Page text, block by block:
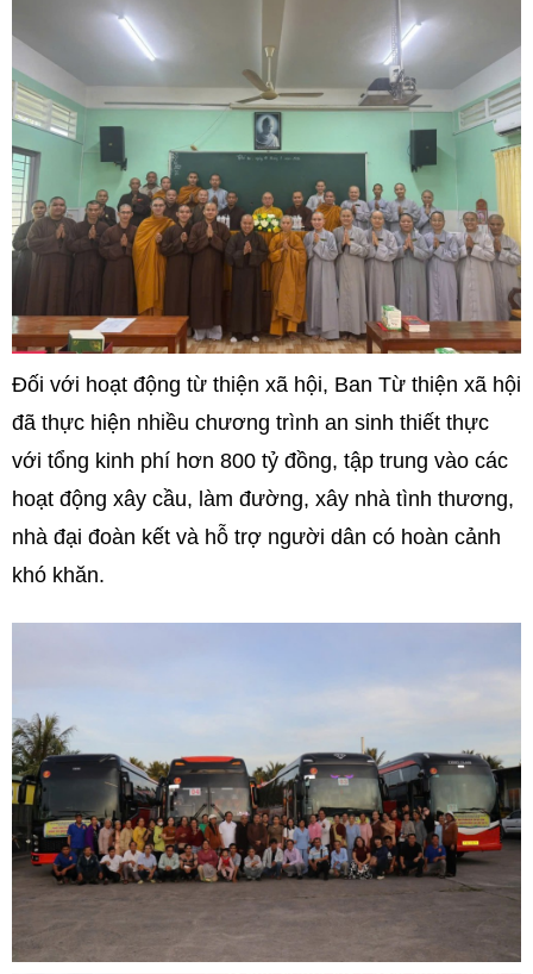
Đối với hoạt động từ thiện xã hội, Ban Từ thiện xã hội
đã thực hiện nhiều chương trình an sinh thiết thực
với tổng kinh phí hơn 800 tỷ đồng, tập trung vào các
hoạt động xây cầu, làm đường, xây nhà tình thương,
nhà đại đoàn kết và hỗ trợ người dân có hoàn cảnh
khó khăn.